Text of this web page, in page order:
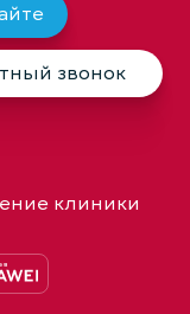
звонок
клиники